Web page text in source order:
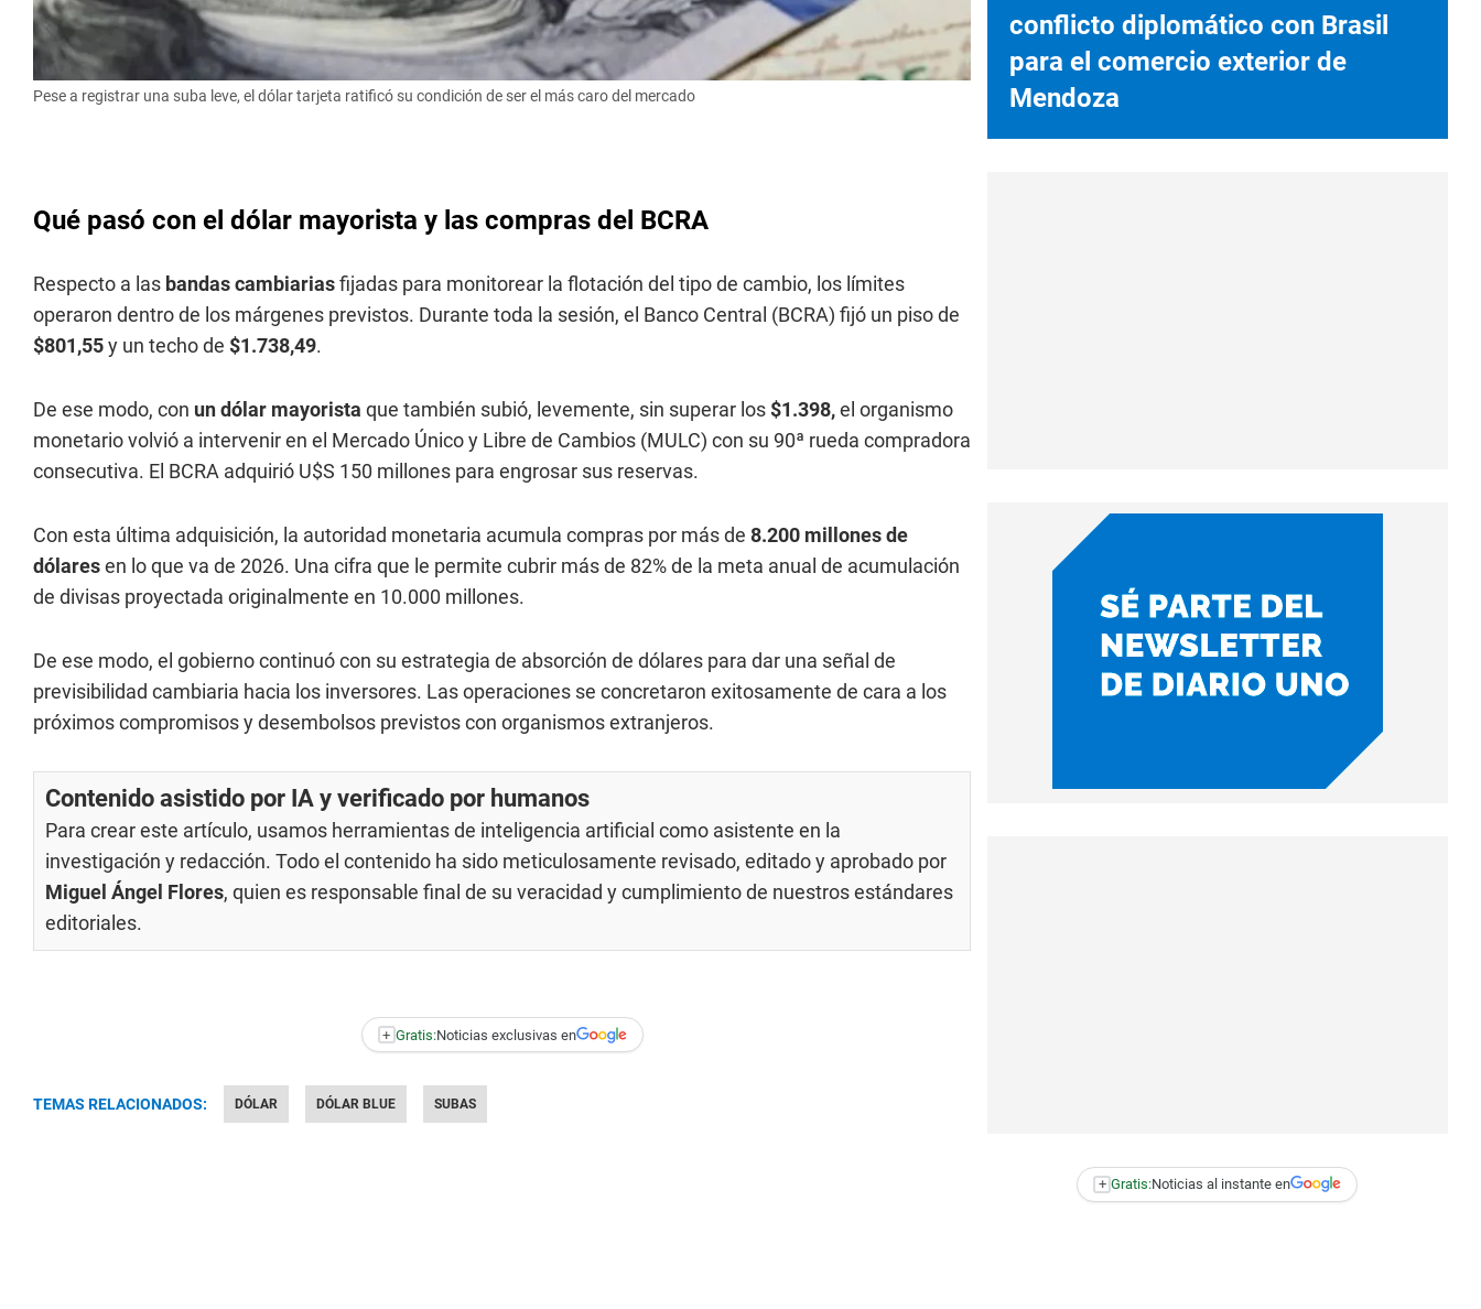
Pese a registrar una suba leve, el dólar tarjeta ratificó su condición de ser el más caro del mercado
Qué pasó con el dólar mayorista y las compras del BCRA
Respecto a las bandas cambiariasfijadas para monitorear la flotación del tipo de cambio, los límites
operaron dentro de los márgenes previstos. Durante toda la sesión, el Banco Central (BCRA) fijó un piso de
$801,55y un techo de $1.738,49.
De ese modo, con un dólar mayorista que también subió, levemente, sin superar los $1.398,el organismo
monetario volvió a intervenir en el Mercado Único y Libre de Cambios (MULC) con su 90ª rueda compradora
consecutiva. El BCRA adquirió U$S 150 millones para engrosar sus reservas.
Con esta última adquisición, la autoridad monetaria acumula compras por más de 8.200 millones de
dólaresen lo que va de 2026. Una cifra que le permite cubrir más de 82% de la meta anual de acumulación
de divisas proyectada originalmente en 10.000 millones.
De ese modo, el gobierno continuó con su estrategia de absorción de dólares para dar una señal de
previsibilidad cambiaria hacia los inversores. Las operaciones se concretaron exitosamente de cara a los
próximos compromisos y desembolsos previstos con organismos extranjeros.
Contenido asistido por IA y verificado por humanos
Para crear este artículo, usamos herramientas de inteligencia artificial como asistente en la
investigación y redacción. Todo el contenido ha sido meticulosamente revisado, editado y aprobado por
Miguel Ángel Flores, quien es responsable final de su veracidad y cumplimiento de nuestrosestándares
editoriales.
+ Gratis:Noticias exclusivas en
TEMAS RELACIONADOS: DÓLAR DÓLAR BLUE SUBAS
conflicto diplomático con Brasil
para el comercio exterior de
Mendoza
+ Gratis:Noticias al instante en